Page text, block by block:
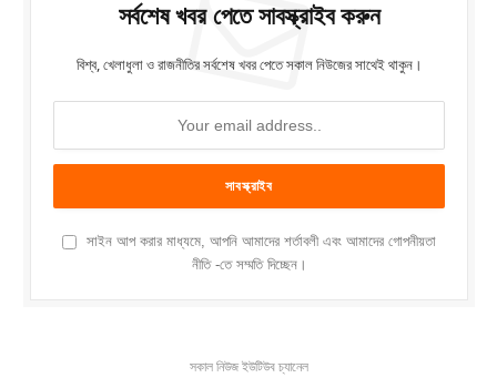
সর্বশেষ খবর পেতে সাবস্ক্রাইব করুন
বিশ্ব, খেলাধুলা ও রাজনীতির সর্বশেষ খবর পেতে সকাল নিউজের সাথেই থাকুন।
সাইন আপ করার মাধ্যমে, আপনি আমাদের শর্তাবলী এবং আমাদের গোপনীয়তা
নীতি -তে সম্মতি দিচ্ছেন।
সকাল নিউজ ইউটিউব চ্যানেল